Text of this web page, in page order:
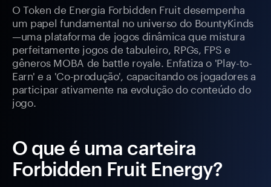
O Token de Energia Forbidden Fruit desempenha
um papel fundamental no universo do BountyKinds
—uma plataforma de jogos dinâmica que mistura
perfeitamente jogos de tabuleiro, RPGs, FPS e
gêneros MOBA de battle royale. Enfatiza o 'Play-to-
Earn' e a 'Co-produção', capacitando os jogadores a
participar ativamente na evolução do conteúdo do
jogo.
O que é uma carteira
Forbidden Fruit Energy?